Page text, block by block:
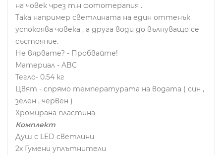
на човек чрез т.н фототерапия .
Така например светлината на един оттенък
успокоява човека , а друга води до вълнуващо се
състояние.
Не вярвате? - Пробвайте!
Материал - ABC
Тегло- 0.54 кг
Цвят - спрямо температурата на водата ( син ,
зелен , червен )
Хромирана пластина
Комплект
Душ с LED светлини
2х Гумени уплътнители